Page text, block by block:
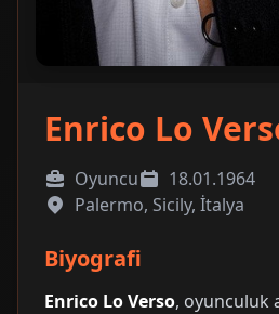
Enrico Lo
Oyuncu
18.01.1964
Palermo, Sicily, İtalya
Biyografi
Enrico Lo Verso, oyunculuk